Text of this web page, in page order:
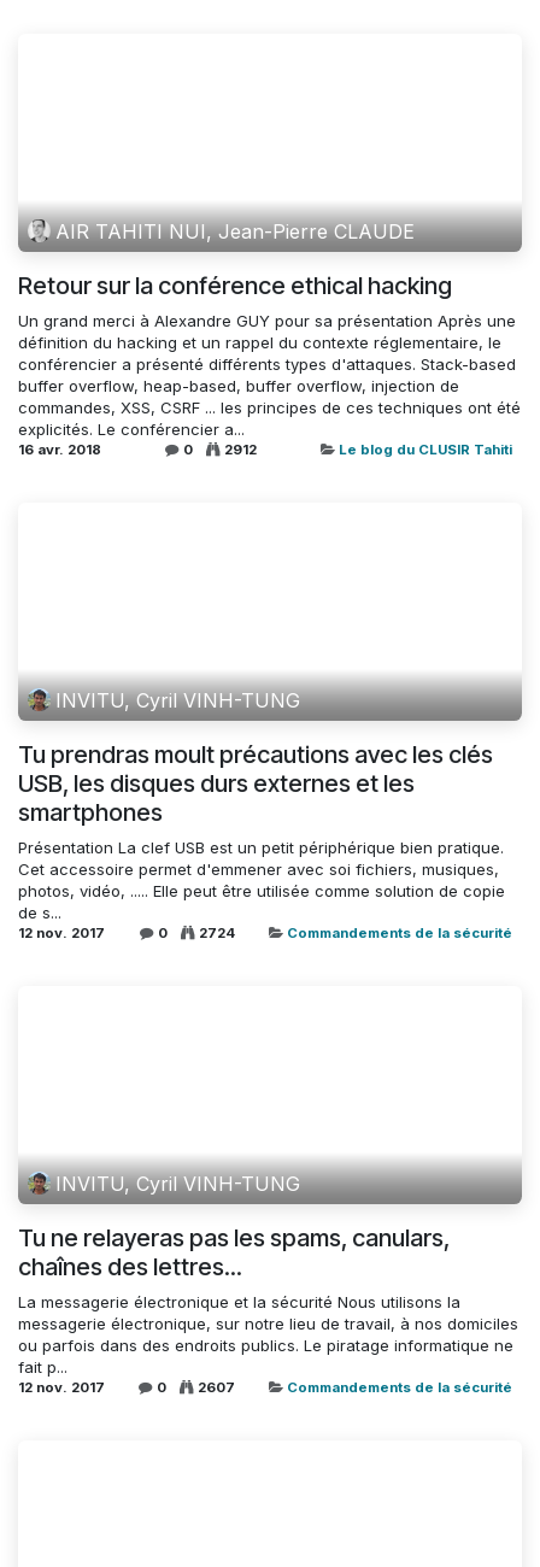
AIR TAHITI NUI, Jean-Pierre CLAUDE
Retour sur la conférence ethical hacking
Un grand merci à Alexandre GUY pour sa présentation Après une
définition du hacking et un rappel du contexte réglementaire, le
conférencier a présenté différents types d'attaques. Stack-based
buffer overflow, heap-based, buffer overflow, injection de
commandes, XSS, CSRF ... les principes de ces techniques ont été
explicités. Le conférencier a...
16 avr. 2018 0 2912 Le blog du CLUSIR Tahiti
INVITU, Cyril VINH-TUNG
Tu prendras moult précautions avec les clés
USB, les disques durs externes et les
smartphones
Présentation La clef USB est un petit périphérique bien pratique.
Cet accessoire permet d'emmener avec soi fichiers, musiques,
photos, vidéo, ..... Elle peut être utilisée comme solution de copie
de s...
12 nov. 2017 0 2724 Commandements de la sécurité
INVITU, Cyril VINH-TUNG
Tu ne relayeras pas les spams, canulars,
chaînes des lettres...
La messagerie électronique et la sécurité Nous utilisons la
messagerie électronique, sur notre lieu de travail, à nos domiciles
ou parfois dans des endroits publics. Le piratage informatique ne
fait p...
12 nov. 2017 0 2607 Commandements de la sécurité